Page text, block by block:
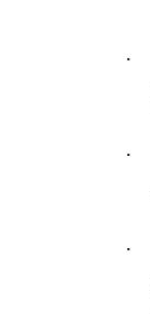
·
·
·